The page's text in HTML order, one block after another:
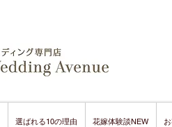
選ばれる10の理由 花嫁体験談NEW